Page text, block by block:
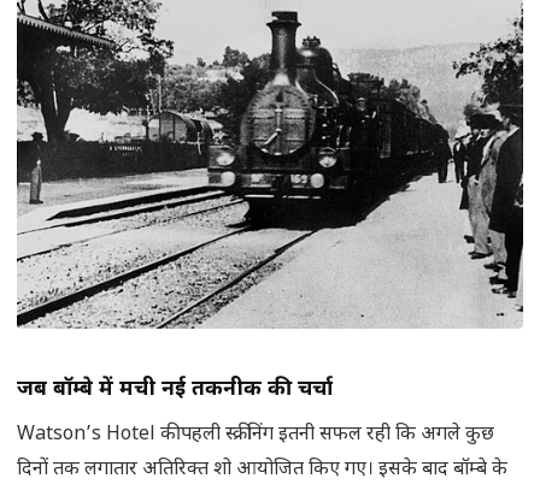
जब बॉम्बे में मची नई तकनीक की चर्चा
Watson’s Hotel की पहली स्क्रीनिंग इतनी सफल रही कि अगले कुछ
दिनों तक लगातार अतिरिक्त शो आयोजित किए गए। इसके बाद बॉम्बे के